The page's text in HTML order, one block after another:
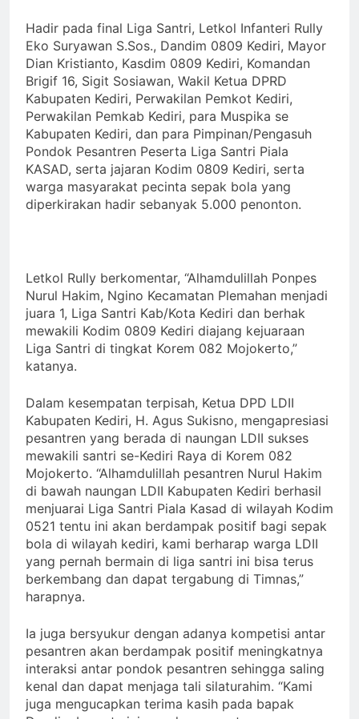
Hadir pada final Liga Santri, Letkol Infanteri Rully
Eko Suryawan S.Sos., Dandim 0809 Kediri, Mayor
Dian Kristianto, Kasdim 0809 Kediri, Komandan
Brigif 16, Sigit Sosiawan, Wakil Ketua DPRD
Kabupaten Kediri, Perwakilan Pemkot Kediri,
Perwakilan Pemkab Kediri, para Muspika se
Kabupaten Kediri, dan para Pimpinan/Pengasuh
Pondok Pesantren Peserta Liga Santri Piala
KASAD, serta jajaran Kodim 0809 Kediri, serta
warga masyarakat pecinta sepak bola yang
diperkirakan hadir sebanyak 5.000 penonton.
Letkol Rully berkomentar, “Alhamdulillah Ponpes
Nurul Hakim, Ngino Kecamatan Plemahan menjadi
juara 1, Liga Santri Kab/Kota Kediri dan berhak
mewakili Kodim 0809 Kediri diajang kejuaraan
Liga Santri di tingkat Korem 082 Mojokerto,”
katanya.
Dalam kesempatan terpisah, Ketua DPD LDII
Kabupaten Kediri, H. Agus Sukisno, mengapresiasi
pesantren yang berada di naungan LDII sukses
mewakili santri se-Kediri Raya di Korem 082
Mojokerto. “Alhamdulillah pesantren Nurul Hakim
di bawah naungan LDII Kabupaten Kediri berhasil
menjuarai Liga Santri Piala Kasad di wilayah Kodim
0521 tentu ini akan berdampak positif bagi sepak
bola di wilayah kediri, kami berharap warga LDII
yang pernah bermain di liga santri ini bisa terus
berkembang dan dapat tergabung di Timnas,”
harapnya.
Ia juga bersyukur dengan adanya kompetisi antar
pesantren akan berdampak positif meningkatnya
interaksi antar pondok pesantren sehingga saling
kenal dan dapat menjaga tali silaturahim. “Kami
juga mengucapkan terima kasih pada bapak